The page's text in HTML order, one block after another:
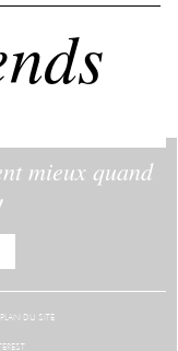
mieux quand
PLAN DU SITE